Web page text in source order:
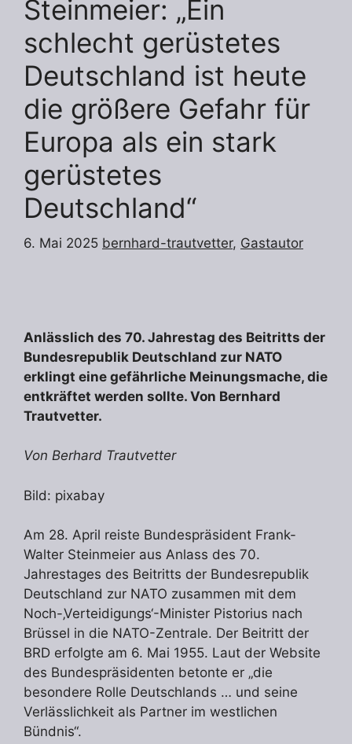
Steinmeier: „Ein
schlecht gerüstetes
Deutschland ist heute
die größere Gefahr für
Europa als ein stark
gerüstetes
Deutschland“
6. Mai 2025 bernhard-trautvetter, Gastautor
Anlässlich des 70. Jahrestag des Beitritts der
Bundesrepublik Deutschland zur NATO
erklingt eine gefährliche Meinungsmache, die
entkräftet werden sollte. Von Bernhard
Trautvetter.
Von Berhard Trautvetter
Bild: pixabay
Am 28. April reiste Bundespräsident Frank-
Walter Steinmeier aus Anlass des 70.
Jahrestages des Beitritts der Bundesrepublik
Deutschland zur NATO zusammen mit dem
Noch-‚Verteidigungs‘-Minister Pistorius nach
Brüssel in die NATO-Zentrale. Der Beitritt der
BRD erfolgte am 6. Mai 1955. Laut der Website
des Bundespräsidenten betonte er „die
besondere Rolle Deutschlands … und seine
Verlässlichkeit als Partner im westlichen
Bündnis“.